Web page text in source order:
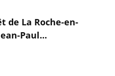
de La Roche-en-
Paul...